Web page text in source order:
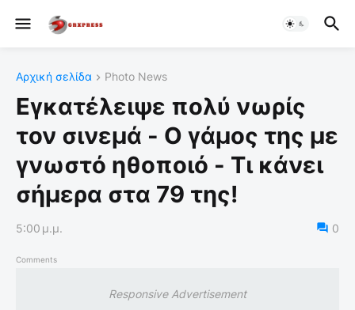
Αρχική σελίδα Photo News
Εγκατέλειψε πολύ νωρίς
τον σινεμά - Ο γάμος της με
γνωστό ηθοποιό - Τι κάνει
σήμερα στα 79 της!
5:00 μ.μ. 0
Comments
Responsive Advertisement